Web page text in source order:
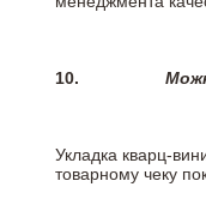
10.
Укладка кварц-
товарному чеку